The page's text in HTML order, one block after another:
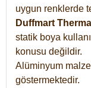
uygun renklerde
Duffmart Therma
statik boya
konusu değildir.
Alüminyum
göstermektedir.